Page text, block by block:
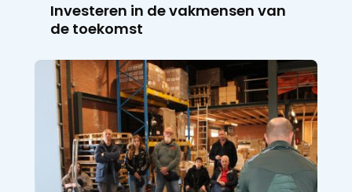
Investeren in de vakmensen van
de toekomst